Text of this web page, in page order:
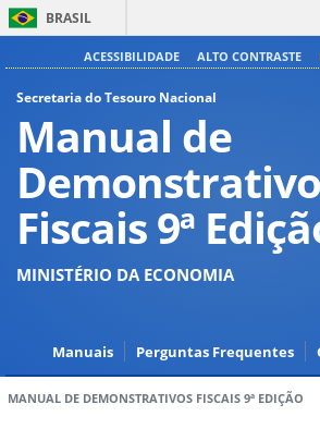
BRASIL
ACESSIBILIDADE ALTO CONTRASTE
Secretaria do Tesouro Nacional
Manual de
Fiscais 9ª
MINISTÉRIO DA ECONOMIA
Manuais Perguntas Frequentes
MANUAL DE DEMONSTRATIVOS FISCAIS 9ª EDIÇÃO